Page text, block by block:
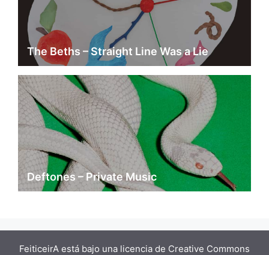
The Beths – Straight Line Was a Lie
Deftones – Private Music
FeiticeirA está bajo una licencia de Creative Commons